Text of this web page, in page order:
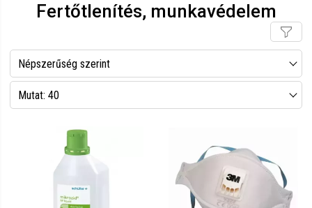
Fertőtlenítés, munkavédelem
Népszerűség szerint
Név szerint csökkenő
Ár szerint csökkenő
Ár szerint növekvő
Mutat: 40
Mutat: 160